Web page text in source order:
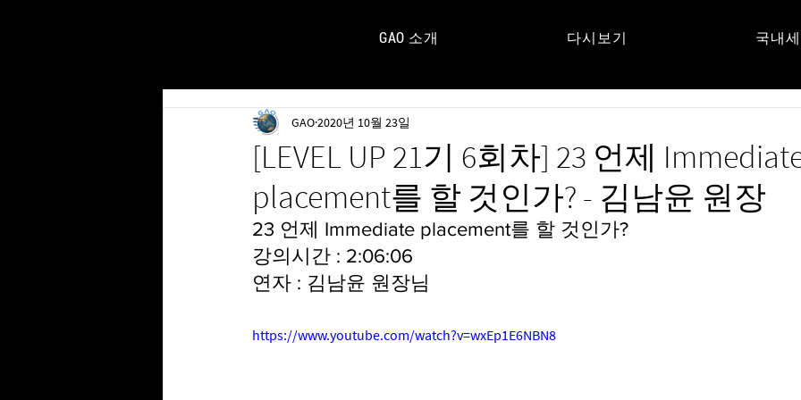
FORUM
GAO 소개 다시보기 국내
[LEVEL UP 21기 6회차] 23 언제
placement를 할 것인가? - 김남윤 원장
GAO2020년 10월 23일
23 언제 Immediate placement를 할 것인가?
강의시간 : 2:06:06
연자 : 김남윤 원장님
https://www.youtube.com/watch?v=wxEp1E6NBN8